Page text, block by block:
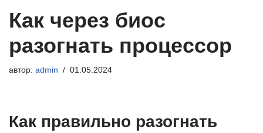
Как через биос
разогнать процессор
автор: admin 01.05.2024
Как правильно разогнать